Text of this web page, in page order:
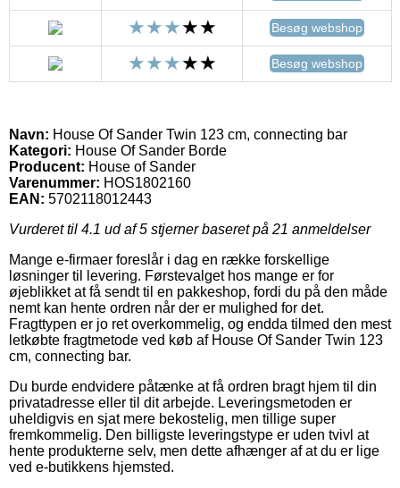
Besøg webshop
Besøg webshop
Navn: House Of Sander Twin 123 cm, connecting bar
Kategori: House Of Sander Borde
Producent: House of Sander
Varenummer: HOS1802160
EAN: 5702118012443
Vurderet til 4.1 ud af 5 stjerner baseret på 21 anmeldelser
Mange e-firmaer foreslår i dag en række forskellige
løsninger til levering. Førstevalget hos mange er for
øjeblikket at få sendt til en pakkeshop, fordi du på den måde
nemt kan hente ordren når der er mulighed for det.
Fragttypen er jo ret overkommelig, og endda tilmed den mest
letkøbte fragtmetode ved køb af House Of Sander Twin 123
cm, connecting bar.
Du burde endvidere påtænke at få ordren bragt hjem til din
privatadresse eller til dit arbejde. Leveringsmetoden er
uheldigvis en sjat mere bekostelig, men tillige super
fremkommelig. Den billigste leveringstype er uden tvivl at
hente produkterne selv, men dette afhænger af at du er lige
ved e-butikkens hjemsted.